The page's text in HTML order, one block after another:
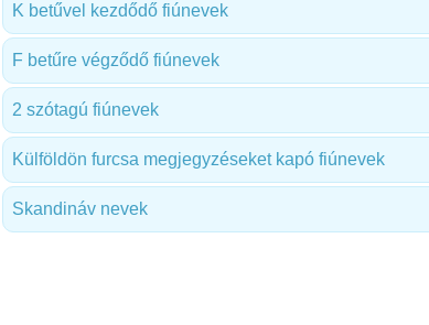
K betűvel kezdődő fiúnevek
F betűre végződő fiúnevek
2 szótagú fiúnevek
Külföldön furcsa megjegyzéseket kapó fiúnevek
Skandináv nevek